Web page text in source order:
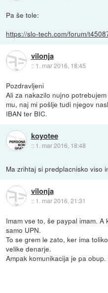
Pa še tole:
https://slo-tech.com/forum/
vilonja
:: 1. mar 2016, 18:45
Pozdravljeni
Ali za nakazilo nujno
mu, naj mi pošlje tudi njegov
IBAN ter BIC.
koyotee
:: 1. mar 2016, 18:48
Ma zrihtaj si predplacnisko viso
vilonja
:: 1. mar 2016, 21:31
Imam vse to, še paypal imam.
samo UPN.
To se grem le zato, ker ima
velike denarje.
Ampak komunikacija je pa